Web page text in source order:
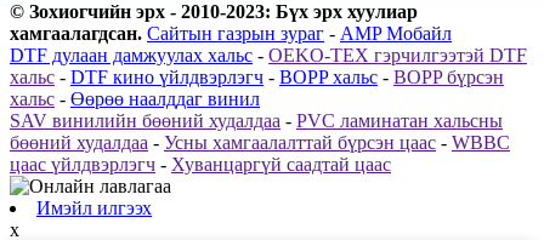
© Зохиогчийн эрх - 2010-2023: Бүх эрх хуулиар
хамгаалагдсан. Сайтын газрын зураг - AMP Мобайл
DTF дулаан дамжуулах хальс - OEKO-TEX гэрчилгээтэй DTF
хальс - DTF кино үйлдвэрлэгч - BOPP хальс - BOPP бүрсэн
хальс - Өөрөө наалддаг винил
SAV винилийн бөөний худалдаа - PVC ламинатан хальсны
бөөний худалдаа - Усны хамгаалалттай бүрсэн цаас - WBBC
цаас үйлдвэрлэгч - Хуванцаргүй саадтай цаас
Имэйл илгээх
x